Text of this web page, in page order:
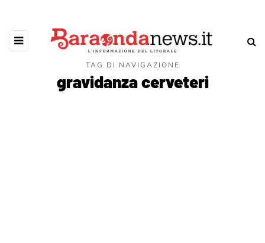
TAG DI NAVIGAZIONE
gravidanza cerveteri